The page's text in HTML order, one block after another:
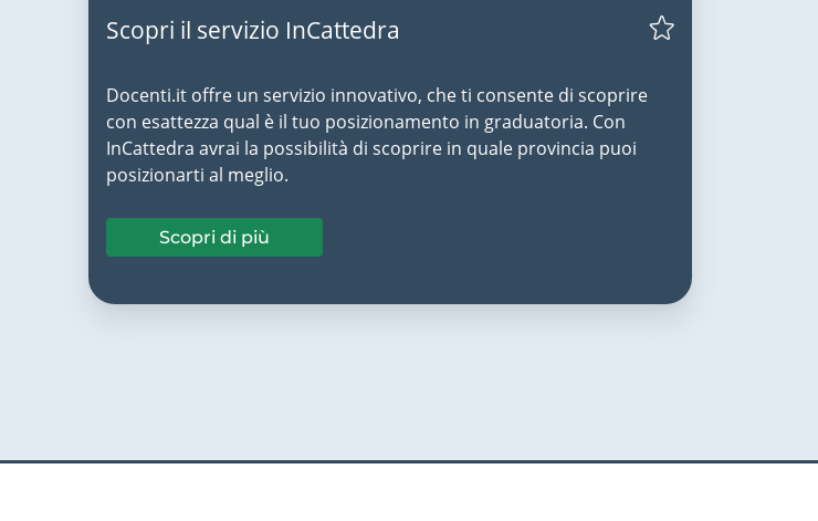
Scopri il servizio InCattedra
Docenti.it offre un servizio innovativo, che ti consente di scoprire
con esattezza qual è il tuo posizionamento in graduatoria. Con
InCattedra avrai la possibilità di scoprire in quale provincia puoi
posizionarti al meglio.
Scopri di più